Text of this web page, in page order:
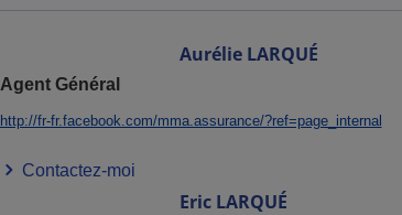
Aurélie LARQUÉ
Agent Général
http://fr-fr.facebook.com/mma.assurance/?ref=page_internal
Contactez-moi
Eric LARQUÉ